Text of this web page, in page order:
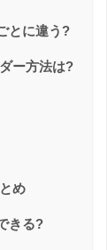
とに違う?
ー方法は?
め
きる?